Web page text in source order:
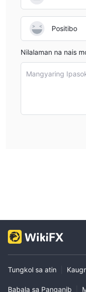
Positibo
Nilalaman na nais
Mangyaring
Tungkol sa atin
Babala sa Panganib